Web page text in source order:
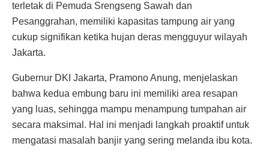
terletak di Pemuda Srengseng Sawah dan
Pesanggrahan, memiliki kapasitas tampung air yang
cukup signifikan ketika hujan deras mengguyur wilayah
Jakarta.
Gubernur DKI Jakarta, Pramono Anung, menjelaskan
bahwa kedua embung baru ini memiliki area resapan
yang luas, sehingga mampu menampung tumpahan air
secara maksimal. Hal ini menjadi langkah proaktif untuk
mengatasi masalah banjir yang sering melanda ibu kota.